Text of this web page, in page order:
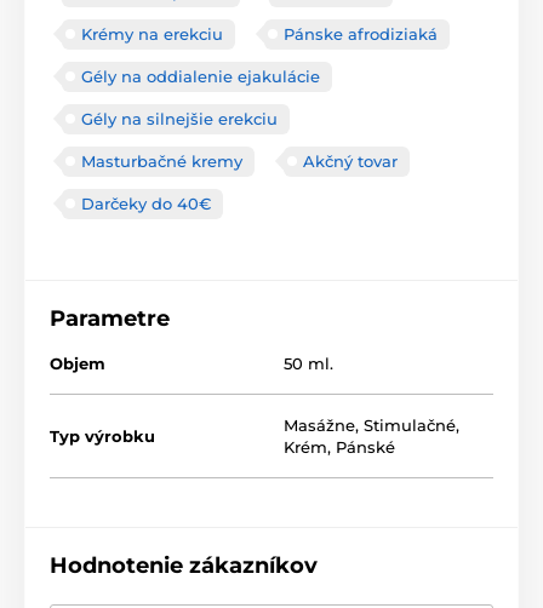
Krémy na erekciu Pánske afrodiziaká
Gély na oddialenie ejakulácie
Gély na silnejšie erekciu
Masturbačné kremy Akčný tovar
Darčeky do 40€
Parametre
Objem 50 ml.
Typ výrobku
Masážne, Stimulačné,
Krém, Pánské
Hodnotenie zákazníkov